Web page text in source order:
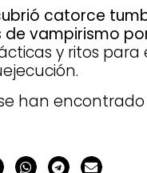
catorce
vampirismo
y ritos para
han